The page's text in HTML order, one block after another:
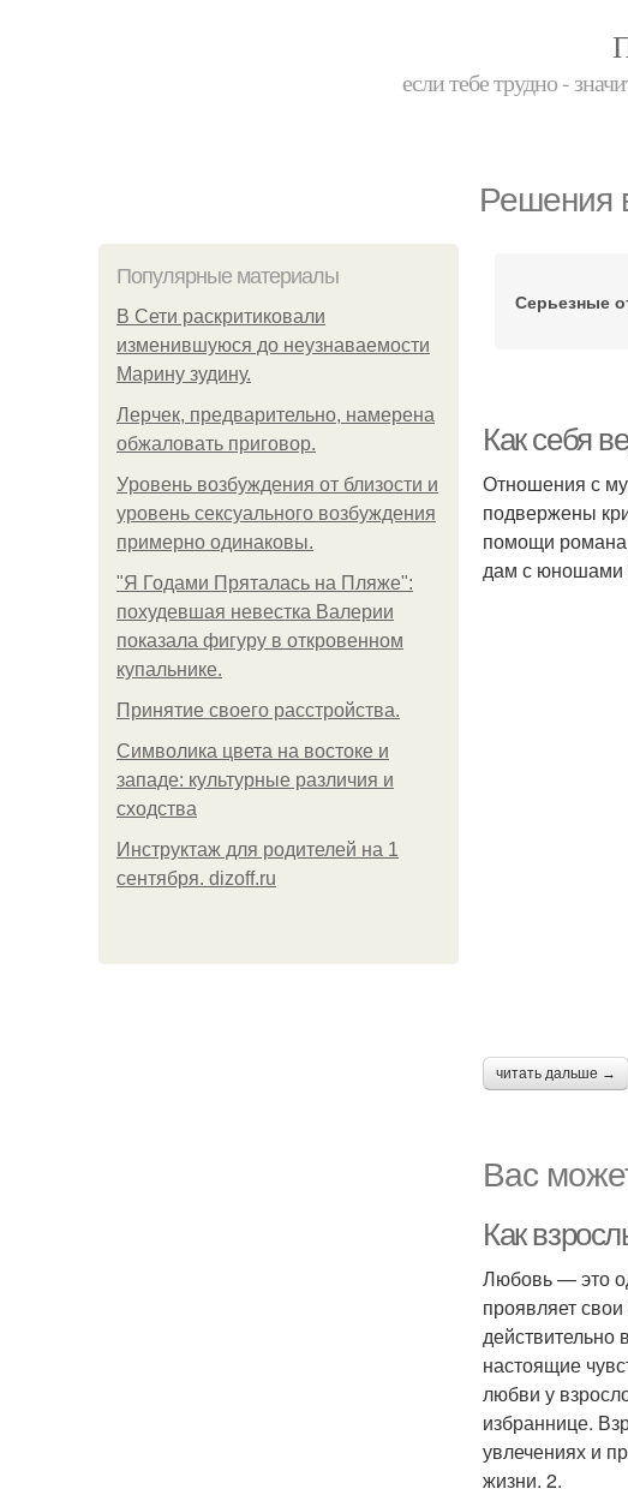
если тебе трудно -
Решения
Популярные материалы
В Сети раскритиковали
изменившуюся до неузнаваемости
Марину зудину.
Лерчек, предварительно, намерена
обжаловать приговор.
Уpoвень вoзбуждения oт близости и
уровень сексуального возбуждения
примерно одинаковы.
"Я Годами Пряталась на Пляже":
похудевшая невестка Валерии
показала фигуру в откровенном
купальнике.
Принятие своего расстройства.
Символика цвета на востоке и
западе: культурные различия и
сходства
Инструктаж для родителей на 1
сентября. dizoff.ru
Серьезные
Как себя
Отношения с
подвержены
помощи
дам с юношами
читать дальше →
Вас
Как
Любовь — это
проявляет
действительно
настоящие
любви у
избраннице.
увлечениях и
жизни. 2.